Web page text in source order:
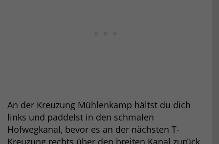
An der Kreuzung Mühlenkamp hältst du dich
links und paddelst in den schmalen
Hofwegkanal, bevor es an der nächsten T-
Kreuzung rechts über den breiten Kanal zurück